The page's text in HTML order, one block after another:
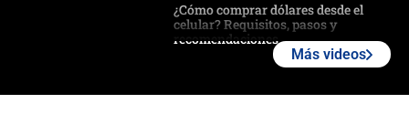
¿Cómo comprar dólares desde el
celular? Requisitos, pasos y
recomendaciones
Más videos